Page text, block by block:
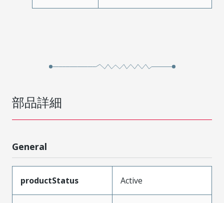
部品詳細
General
productStatus Active